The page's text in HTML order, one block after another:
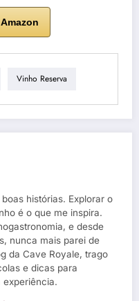
Vinho Reserva
histórias. Explorar o
é o que me inspira.
e desde
nunca mais parei de
da Cave Royale, trago
e dicas para